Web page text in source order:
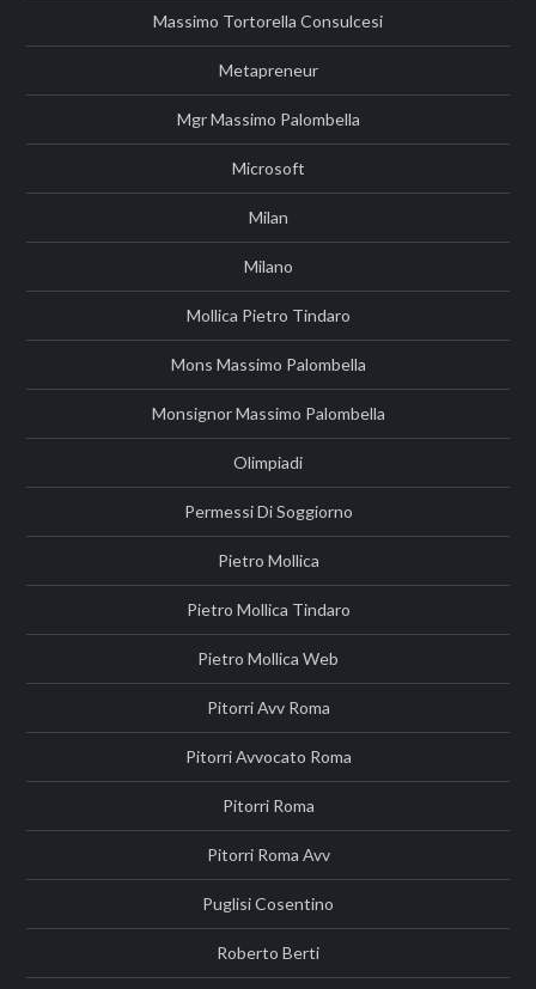
Massimo Tortorella Consulcesi
Metapreneur
Mgr Massimo Palombella
Microsoft
Milan
Milano
Mollica Pietro Tindaro
Mons Massimo Palombella
Monsignor Massimo Palombella
Olimpiadi
Permessi Di Soggiorno
Pietro Mollica
Pietro Mollica Tindaro
Pietro Mollica Web
Pitorri Avv Roma
Pitorri Avvocato Roma
Pitorri Roma
Pitorri Roma Avv
Puglisi Cosentino
Roberto Berti